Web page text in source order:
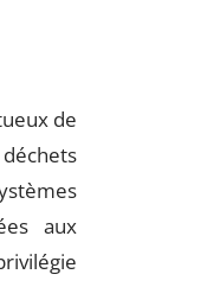
de
aux